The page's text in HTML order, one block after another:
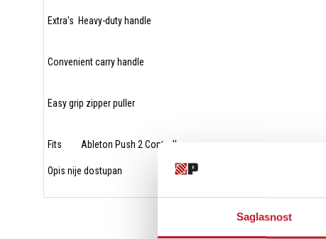
Saglasnost
Extra's Heavy-duty handle
Convenient carry handle
Easy grip zipper puller
Fits Ableton Push 2 Controller
Opis nije dostupan